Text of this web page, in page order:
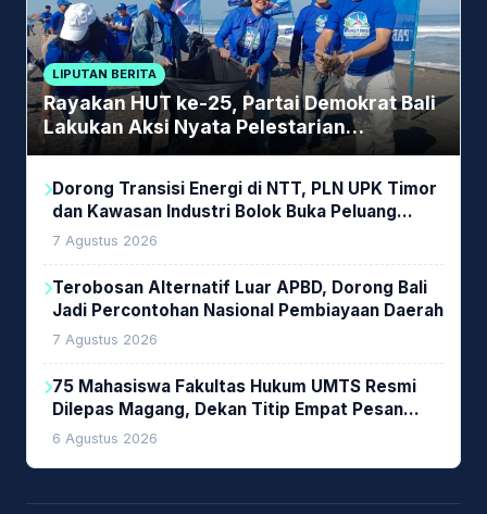
LIPUTAN BERITA
Rayakan HUT ke-25, Partai Demokrat Bali
Lakukan Aksi Nyata Pelestarian
Lingkungan
Dorong Transisi Energi di NTT, PLN UPK Timor
dan Kawasan Industri Bolok Buka Peluang
Investasi Woodchip untuk Cofiring PLTU Bolok
7 Agustus 2026
Terobosan Alternatif Luar APBD, Dorong Bali
Jadi Percontohan Nasional Pembiayaan Daerah
7 Agustus 2026
75 Mahasiswa Fakultas Hukum UMTS Resmi
Dilepas Magang, Dekan Titip Empat Pesan
Penting
6 Agustus 2026